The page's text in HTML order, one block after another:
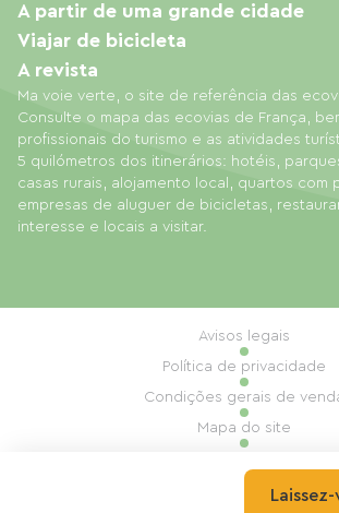
Ma voie verte, o site de referência das
Consulte o mapa das ecovias de França,
profissionais do turismo e as atividades
5 quilómetros dos itinerários: hotéis,
casas rurais, alojamento local, quartos com
empresas de aluguer de bicicletas,
interesse e locais a visitar.
A partir de uma grande cidade
Viajar de bicicleta
A revista
Avisos legais
Política de privacidade
Condições gerais de
Mapa do site
Realização: Mill, Privas